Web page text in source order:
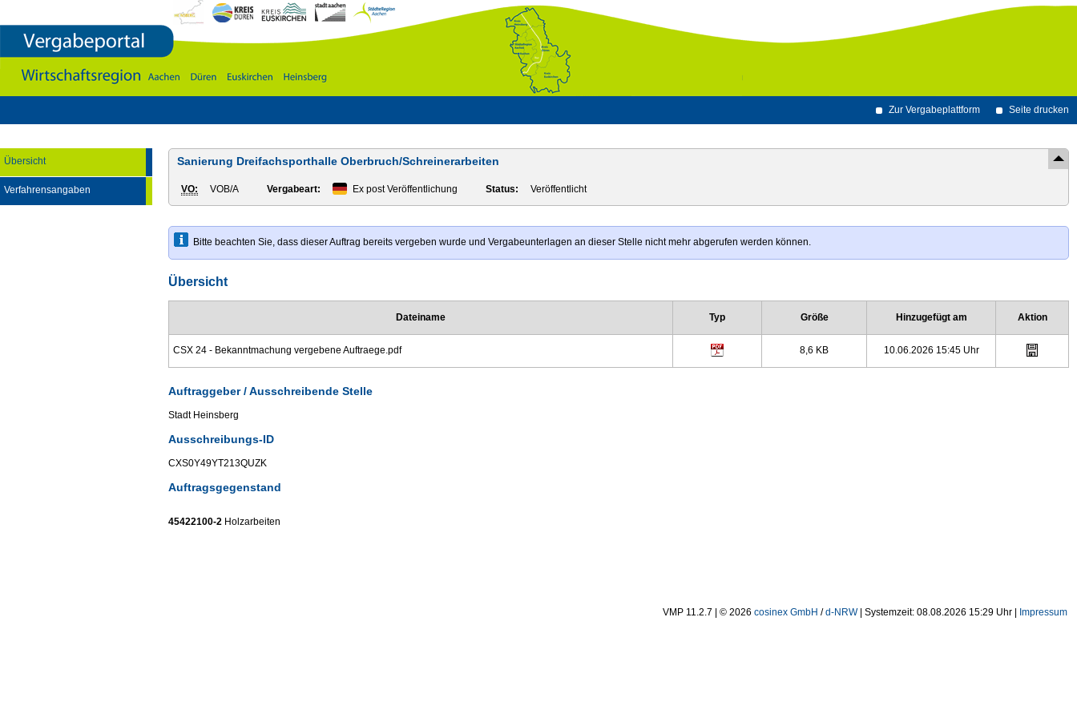
Aachen
DÃ¼ren
Heinsberg
Zur Vergabeplattform Seite drucken
Übersicht
Verfahrensangaben
Sanierung Dreifachsporthalle Oberbruch/Schreinerarbeiten
VO: VOB/A Vergabeart: Ex post Veröffentlichung Status: Veröffentlicht
Bitte beachten Sie, dass dieser Auftrag bereits vergeben wurde und Vergabeunterlagen an dieser Stelle nicht mehr abgerufen werden können.
Übersicht
Dateiname Typ Größe Hinzugefügt am Aktion
CSX 24 - Bekanntmachung vergebene Auftraege.pdf 8,6 KB 10.06.2026 15:45 Uhr
Auftraggeber / Ausschreibende Stelle
Stadt Heinsberg
Ausschreibungs-ID
CXS0Y49YT213QUZK
Auftragsgegenstand
45422100-2 Holzarbeiten
VMP 11.2.7 | © 2026 cosinex GmbH /d-NRW | Systemzeit: 08.08.2026 15:29 Uhr | Impressum